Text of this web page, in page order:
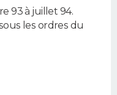
93 à juillet 94.
les ordres du